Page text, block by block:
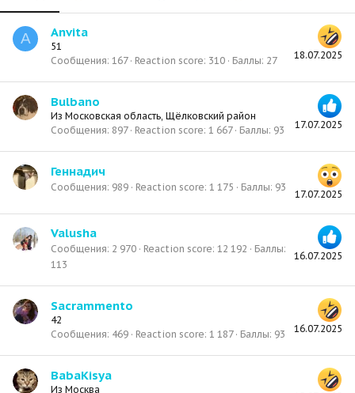
A
18.07.2025
Anvita
51
Сообщения 167 Reaction score 310 Баллы 27
17.07.2025
Bulbano
Из Московская область, Щёлковский район
Сообщения 897 Reaction score 1 667 Баллы 93
17.07.2025
Геннадич
Сообщения 989 Reaction score 1 175 Баллы 93
16.07.2025
Valusha
Сообщения 2 970 Reaction score 12 192
Баллы
113
16.07.2025
Sacrammento
42
Сообщения 469 Reaction score 1 187 Баллы 93
BabaKisya
Из Москва